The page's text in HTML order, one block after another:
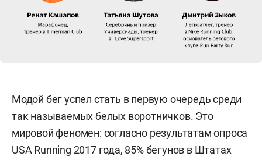
Модой бег успел стать в первую очередь среди
так называемых белых воротничков. Это
мировой феномен: согласно результатам опроса
USA Running 2017 года, 85% бегунов в Штатах